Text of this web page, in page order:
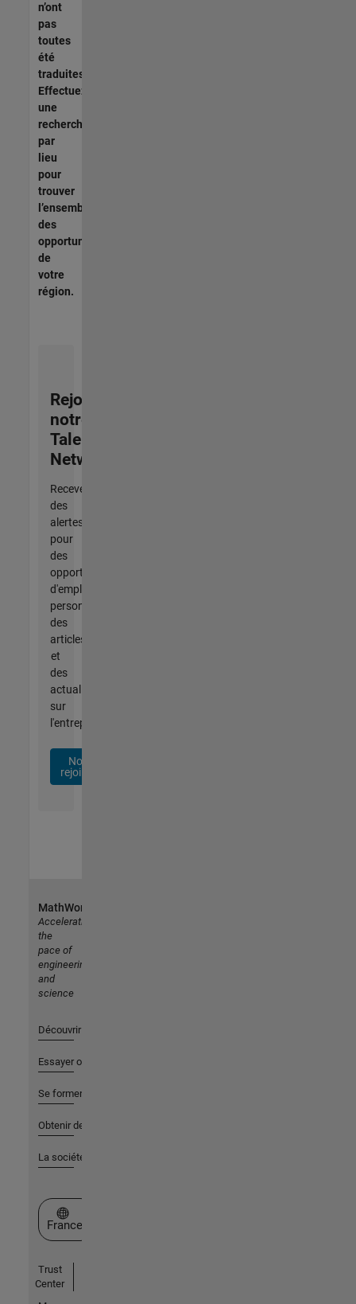
n’ont
pas
toutes
été
traduites.
Effectuez
une
recherche
par
lieu
pour
trouver
l’ensemble
des
opportunités
de
votre
région.
Rejoignez
notre
Talent
Network
Recevez
des
alertes
pour
des
opportunités
d'emploi
personnalisées,
des
articles
et
des
actualités
sur
l'entreprise.
Nous
rejoindre
MathWorks
Accelerating
the
pace of
engineering
and
science
Découvrir les produits
Essayer ou acheter
Se former
Obtenir de l'aide
La société
Sélectionner un site web
France
Trust
Center